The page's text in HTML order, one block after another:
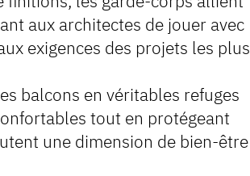
aux architectes de jouer avec
exigences des projets les plus
balcons en véritables refuges
tout en protégeant
une dimension de bien-être